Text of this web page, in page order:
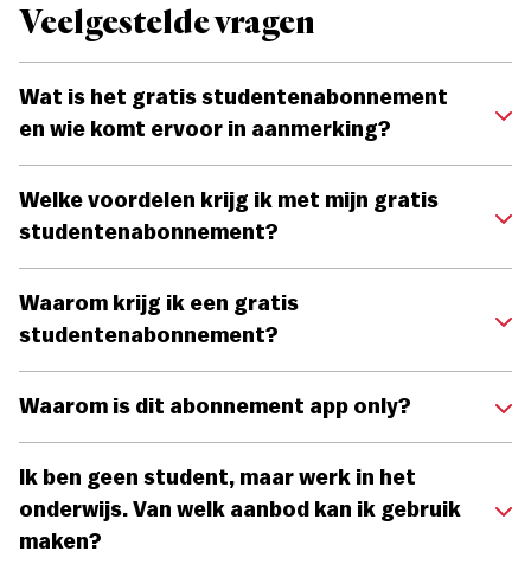
Veelgestelde vragen
Wat is het gratis studentenabonnement
en wie komt ervoor in aanmerking?
Welke voordelen krijg ik met mijn gratis
studentenabonnement?
Waarom krijg ik een gratis
studentenabonnement?
Waarom is dit abonnement app only?
Ik ben geen student, maar werk in het
onderwijs. Van welk aanbod kan ik gebruik
maken?